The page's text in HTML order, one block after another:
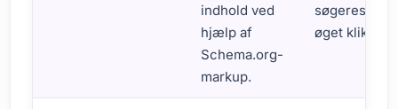
indhold ved
hjælp af
Schema.org-
markup.
øget klikrate.